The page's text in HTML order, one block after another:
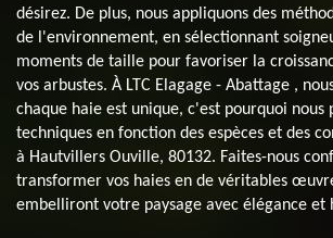
désirez. De plus, nous appliquons des
de l'environnement, en sélectionnant
moments de taille pour favoriser la
vos arbustes. À LTC Elagage - Abattage ,
chaque haie est unique, c'est pourquoi nous
techniques en fonction des espèces et des
à Hautvillers Ouville, 80132. Faites-nous
transformer vos haies en de véritables
embelliront votre paysage avec élégance et